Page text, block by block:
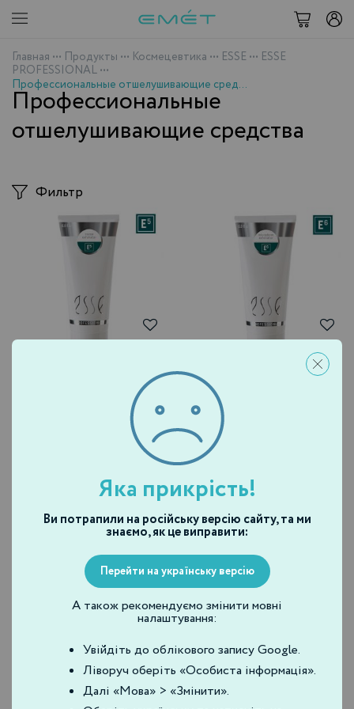
Главная ••• Продукты ••• Космецевтика ••• ESSE ••• ESSE
PROFESSIONAL •••
Профессиональные отшелушивающие средства
Профессиональные
отшелушивающие средства
Фильтр
отшелушивающие средства
Профессиональные
отшелушивающие средства
Микродермальный
скраб Microderm
Профессиональные
отшелушивающие средства
Яка прикрість!
Ви потрапили на російську версію сайту, та ми
знаємо, як це виправити:
Перейти на українську версію
А також рекомендуємо змінити мовні
налаштування:
Увійдіть до облікового запису Google.
Ліворуч оберіть «Особиста інформація».
Далі «Мова» > «Змінити».